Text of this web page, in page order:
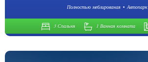
Полностью меблированая Автопарк
3 Спальня 1 Ванная комната